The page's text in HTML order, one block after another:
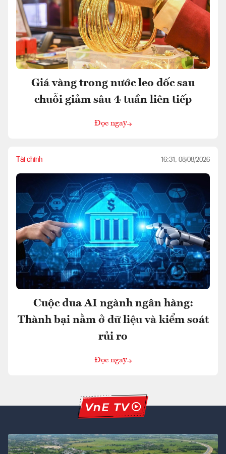
Giá vàng trong nước leo dốc sau
chuỗi giảm sâu 4 tuần liên tiếp
Đọc ngay
Tài chính 16:31, 08/08/2026
Cuộc đua AI ngành ngân hàng:
Thành bại nằm ở dữ liệu và kiểm soát
rủi ro
Đọc ngay